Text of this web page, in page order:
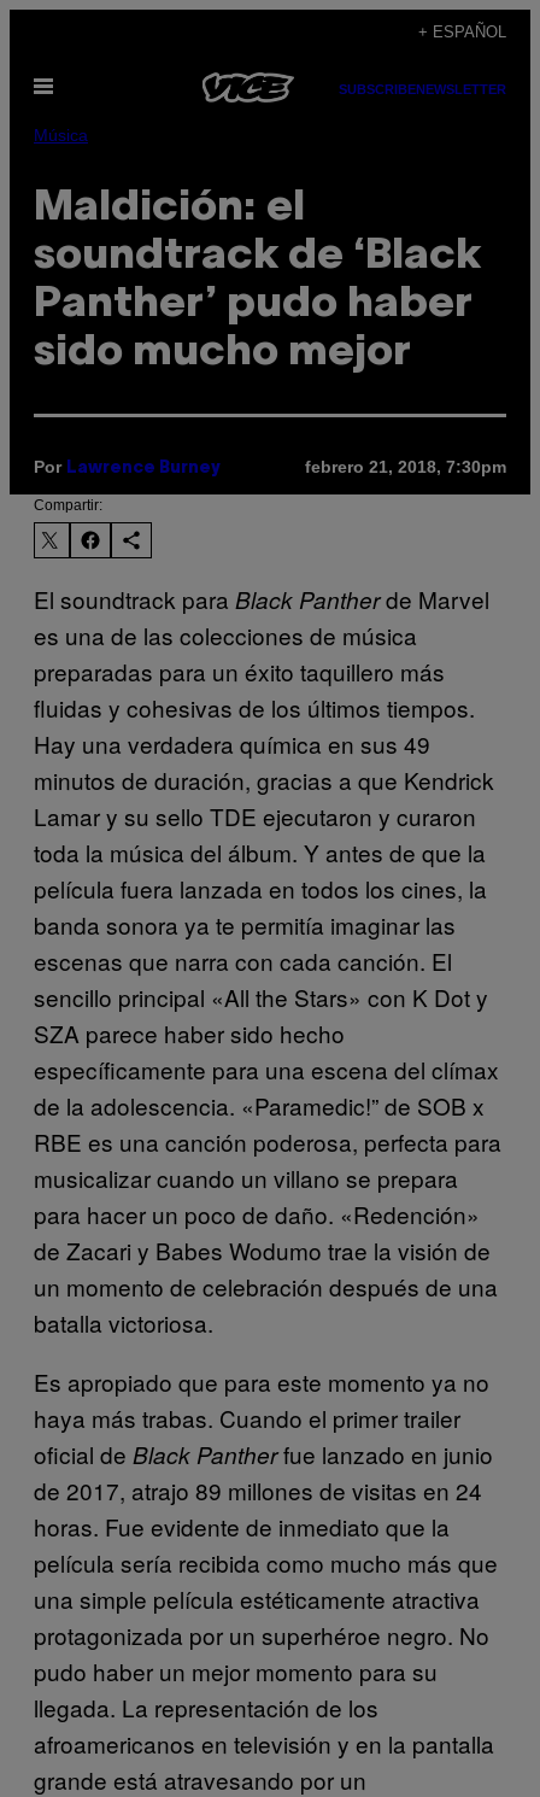
contenido
+ ESPAÑOL
Abrir
SUBSCRIBENEWSLETTER
Música
Maldición: el
soundtrack de ‘Black
Panther’ pudo haber
sido mucho mejor
Por Lawrence Burney febrero 21, 2018, 7:30pm
Compartir:
El soundtrack para Black Pantherde Marvel
es una de las colecciones de música
preparadas para un éxito taquillero más
fluidas y cohesivas de los últimos tiempos.
Hay una verdadera química en sus 49
minutos de duración, gracias a que Kendrick
Lamar y su sello TDE ejecutaron y curaron
toda la música del álbum. Y antes de que la
película fuera lanzada en todos los cines, la
banda sonora ya te permitía imaginar las
escenas que narra con cada canción. El
sencillo principal «All the Stars» con K Dot y
SZA parece haber sido hecho
específicamente para una escena del clímax
de la adolescencia. «Paramedic!” de SOB x
RBE es una canción poderosa, perfecta para
musicalizar cuando un villano se prepara
para hacer un poco de daño. «Redención»
de Zacari y Babes Wodumo trae la visión de
un momento de celebración después de una
batalla victoriosa.
Es apropiado que para este momento ya no
haya más trabas. Cuando el primer trailer
oficial de Black Pantherfue lanzado en junio
de 2017, atrajo 89 millones de visitas en 24
horas. Fue evidente de inmediato que la
película sería recibida como mucho más que
una simple película estéticamente atractiva
protagonizada por un superhéroe negro. No
pudo haber un mejor momento para su
llegada. La representación de los
afroamericanos en televisión y en la pantalla
grande está atravesando por un